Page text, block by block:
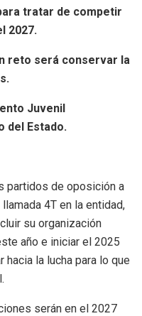
tratar de competir
2027.
reto será conservar la
Juvenil
del Estado.
partidos de oposición a
4T en la entidad,
su organización
año e iniciar el 2025
la lucha para lo que
serán en el 2027